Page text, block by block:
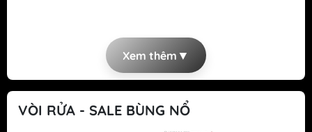
Xem thêm ▼
VÒI RỬA - SALE BÙNG NỔ